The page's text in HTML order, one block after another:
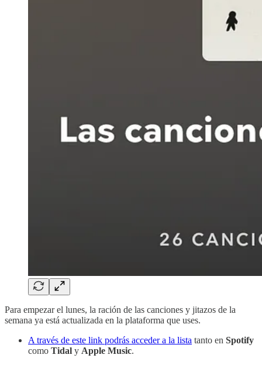
Para empezar el lunes, la ración de las canciones y jitazos de la
semana ya está actualizada en la plataforma que uses.
A través de este link podrás acceder a la lista tanto en Spotify
como Tidal y Apple Music.